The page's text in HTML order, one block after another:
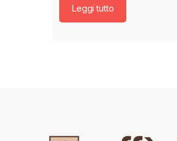
Leggi tutto